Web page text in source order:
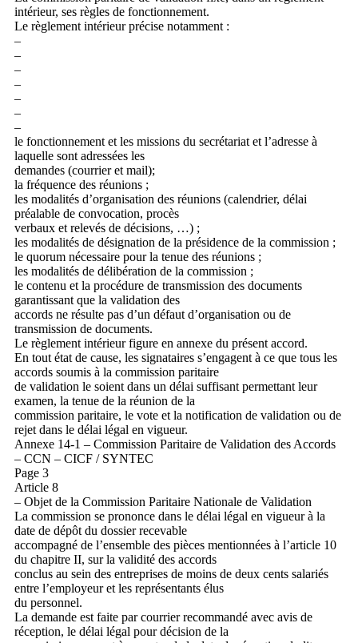
intérieur, ses règles de fonctionnement.
Le règlement intérieur précise notamment :
–
–
–
–
–
–
–
le fonctionnement et les missions du secrétariat et l’adresse à
laquelle sont adressées les
demandes (courrier et mail);
la fréquence des réunions ;
les modalités d’organisation des réunions (calendrier, délai
préalable de convocation, procès
verbaux et relevés de décisions, …) ;
les modalités de désignation de la présidence de la commission ;
le quorum nécessaire pour la tenue des réunions ;
les modalités de délibération de la commission ;
le contenu et la procédure de transmission des documents
garantissant que la validation des
accords ne résulte pas d’un défaut d’organisation ou de
transmission de documents.
Le règlement intérieur figure en annexe du présent accord.
En tout état de cause, les signataires s’engagent à ce que tous les
accords soumis à la commission paritaire
de validation le soient dans un délai suffisant permettant leur
examen, la tenue de la réunion de la
commission paritaire, le vote et la notification de validation ou de
rejet dans le délai légal en vigueur.
Annexe 14-1 – Commission Paritaire de Validation des Accords
– CCN – CICF / SYNTEC
Page 3
Article 8
– Objet de la Commission Paritaire Nationale de Validation
La commission se prononce dans le délai légal en vigueur à la
date de dépôt du dossier recevable
accompagné de l’ensemble des pièces mentionnées à l’article 10
du chapitre II, sur la validité des accords
conclus au sein des entreprises de moins de deux cents salariés
entre l’employeur et les représentants élus
du personnel.
La demande est faite par courrier recommandé avec avis de
réception, le délai légal pour décision de la